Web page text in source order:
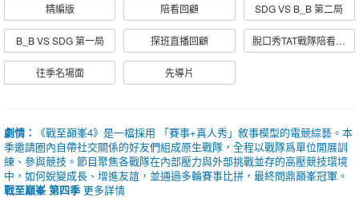
精編版 陪看回顧 SDG VS B_B 第二局
B_B VS SDG 第一局 探班直播回顧 脫口秀TAT戰隊陪看（上）
往季名場面 先導片
劇情：
《戰至巔峯4》是一檔採用 「賽事+真人秀」敘事模型的電競綜藝。本
季邀請圈內自帶社交關係的好友們組成原生戰隊，全程以戰隊爲單位開展訓
練、參與競技。節目聚焦各戰隊在內部壓力與外部挑戰並存的高壓競技環境
中，如何蛻變成長、增進友誼，並通過多輪賽事比拼，最終問鼎巔峯冠軍。
戰至巔峯 第四季 更多詳情